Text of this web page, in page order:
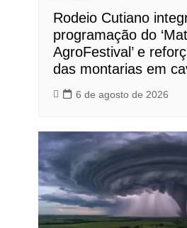
Rodeio Cutiano
programação do
AgroFestival’ e
das montarias em
6 de agosto de 2026